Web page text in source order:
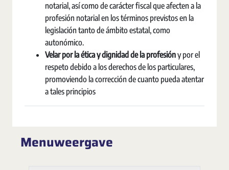
notarial, así como de carácter fiscal que afecten a la
profesión notarial en los términos previstos en la
legislación tanto de ámbito estatal, como
autonómico.
Velar por la ética y dignidad de la profesióny por el
respeto debido a los derechos de los particulares,
promoviendo la corrección de cuanto pueda atentar
a tales principios
Menuweergave